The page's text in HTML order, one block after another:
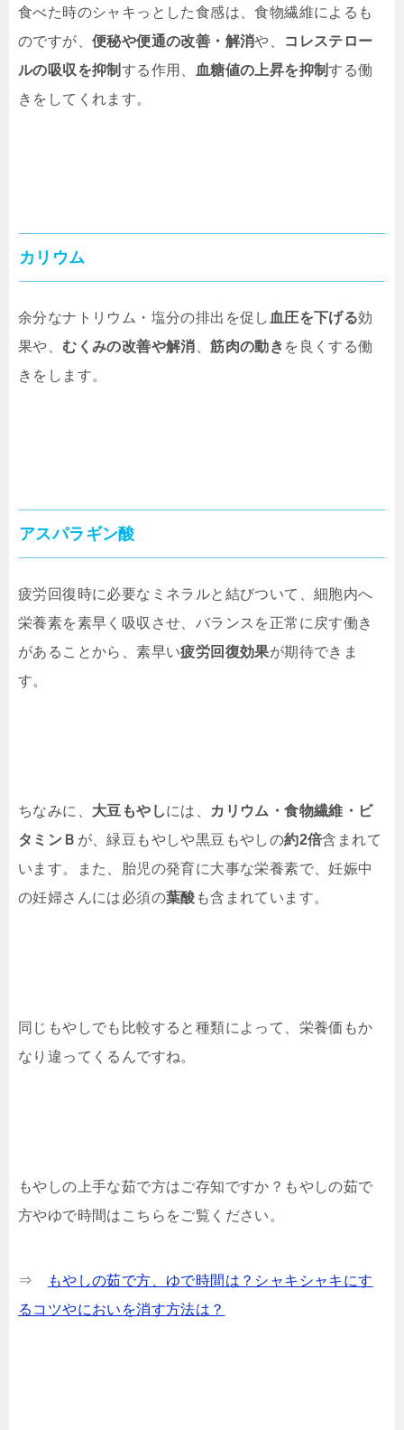
食べた時のシャキっとした食感は、食物繊維によるも
のですが、 便秘や便通の改善・解消や、
コレステロー
ルの吸収を抑制 する作用、 血糖値の上昇を抑制する働
きをしてくれます。
カリウム
余分なナトリウム・塩分の排出を促し 血圧を下げる効
果や、 むくみの改善や解消 、筋肉の動き を良くする働
きをします。
アスパラギン酸
疲労回復時に必要なミネラルと結びついて、細胞内へ
栄養素を素早く吸収させ、バランスを正常に戻す働き
があることから、素早い疲労回復効果が期待できま
す。
ちなみに、 大豆もやしには、
カリウム・食物繊維・ビ
タミンＢ が、緑豆もやしや黒豆もやしの約2倍含まれて
います。また、胎児の発育に大事な栄養素で、妊娠中
の妊婦さんには必須の葉酸 も含まれています。
同じもやしでも比較すると種類によって、栄養価もか
なり違ってくるんですね。
もやしの上手な茹で方はご存知ですか？もやしの茹で
方やゆで時間はこちらをご覧ください。
⇒
もやしの茹で方、ゆで時間は？シャキシャキにす
るコツやにおいを消す方法は？